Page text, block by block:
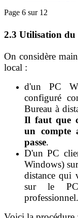
Page 6 sur 12
2.3 Utilisation du
On considère
local :
d'un PC
configuré
Bureau à
Il faut que
un compte
passe.
D'un PC
Windows)
distance qui
sur le PC
professionnel.